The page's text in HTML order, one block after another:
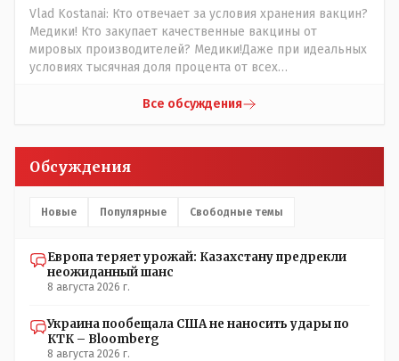
Vlad Kostanai: Кто отвечает за условия хранения вакцин?
Медики! Кто закупает качественные вакцины от
мировых производителей? Медики!Даже при идеальных
условиях тысячная доля процента от всех
прививки. Бумага нужна как защита от дол.....бов не
люди и отказываются и я в том числе своих не
прививал.Лично я вам и тем другим людям благодарен.
частотности появления в популяции соответствующих
естественный отбор.
Все обсуждения
Обсуждения
Новые Популярные Свободные темы
Европа теряет урожай: Казахстану предрекли
неожиданный шанс
8 августа 2026 г.
Украина пообещала США не наносить удары по
КТК – Bloomberg
8 августа 2026 г.